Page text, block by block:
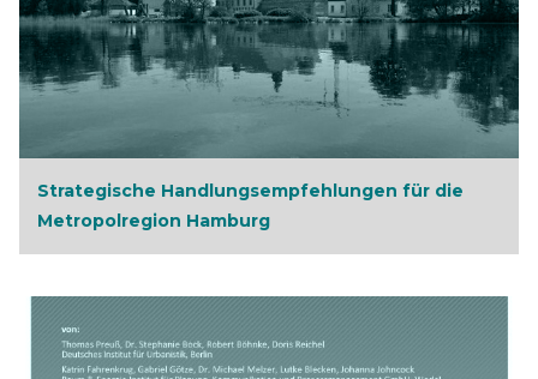
Strategische Handlungsempfehlungen für die
Metropolregion Hamburg